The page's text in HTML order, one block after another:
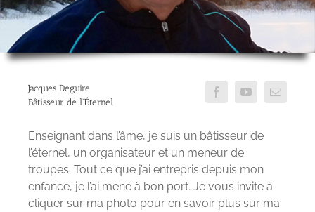
Jacques Deguire
Bâtisseur de l'Éternel
Enseignant dans l’âme, je suis un bâtisseur de
l’éternel, un organisateur et un meneur de
troupes. Tout ce que j’ai entrepris depuis mon
enfance, je l’ai mené à bon port. Je vous invite à
cliquer sur ma photo pour en savoir plus sur ma